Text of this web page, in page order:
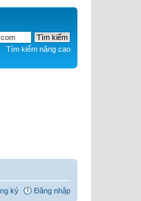
Tìm kiếm nâng cao
ký Đăng nhập